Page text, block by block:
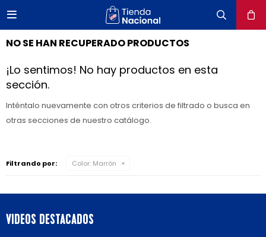

NO SE HAN RECUPERADO PRODUCTOS
¡Lo sentimos! No hay productos en esta
sección.
Inténtalo nuevamente con otros criterios de filtrado o busca en
otras secciones de nuestro catálogo.
Filtrando por: Color: Marrón
VIDEOS DESTACADOS
close